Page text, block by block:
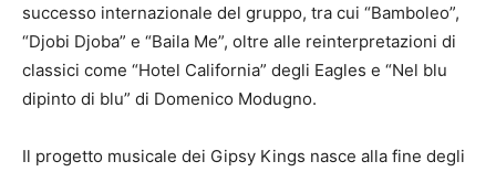
successo internazionale del gruppo, tra cui “Bamboleo”,
“Djobi Djoba” e “Baila Me”, oltre alle reinterpretazioni di
classici come “Hotel California” degli Eagles e “Nel blu
dipinto di blu” di Domenico Modugno.
Il progetto musicale dei Gipsy Kings nasce alla fine degli